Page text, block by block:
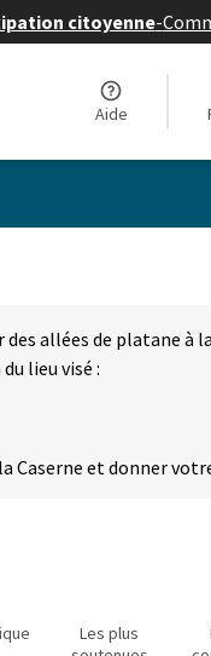
citoyenne-
Aide
allées de platane à
lieu visé :
Caserne et donner
Les plus